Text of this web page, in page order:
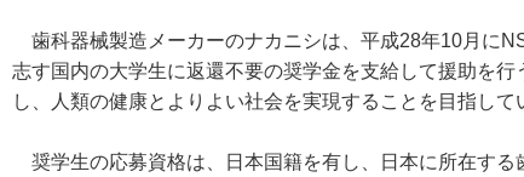
歯科器械製造メーカーのナカニシは、平成28年10月に
志す国内の大学生に返還不要の奨学金を支給して援助を
し、人類の健康とよりよい社会を実現することを目指して
奨学生の応募資格は、日本国籍を有し、日本に所在す